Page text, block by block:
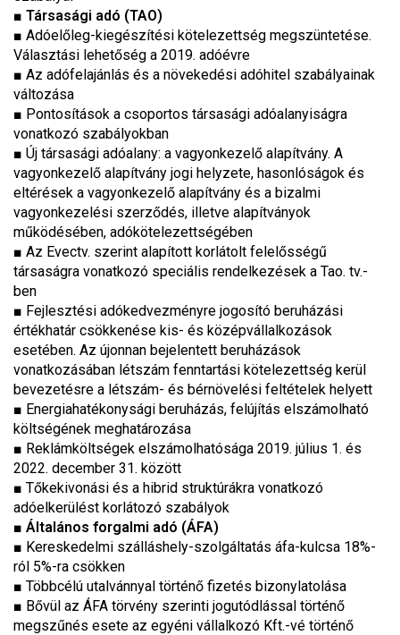
■ Társasági adó (TAO)
■ Adóelőleg-kiegészítési kötelezettség megszüntetése.
Választási lehetőség a 2019. adóévre
■ Az adófelajánlás és a növekedési adóhitel szabályainak
változása
■ Pontosítások a csoportos társasági adóalanyiságra
vonatkozó szabályokban
■ Új társasági adóalany: a vagyonkezelő alapítvány. A
vagyonkezelő alapítvány jogi helyzete, hasonlóságok és
eltérések a vagyonkezelő alapítvány és a bizalmi
vagyonkezelési szerződés, illetve alapítványok
működésében, adókötelezettségében
■ Az Evectv. szerint alapított korlátolt felelősségű
társaságra vonatkozó speciális rendelkezések a Tao. tv.-
ben
■ Fejlesztési adókedvezményre jogosító beruházási
értékhatár csökkenése kis- és középvállalkozások
esetében. Az újonnan bejelentett beruházások
vonatkozásában létszám fenntartási kötelezettség kerül
bevezetésre a létszám- és bérnövelési feltételek helyett
■ Energiahatékonysági beruházás, felújítás elszámolható
költségének meghatározása
■ Reklámköltségek elszámolhatósága 2019. július 1. és
2022. december 31. között
■ Tőkekivonási és a hibrid struktúrákra vonatkozó
adóelkerülést korlátozó szabályok
■ Általános forgalmi adó (ÁFA)
■ Kereskedelmi szálláshely-szolgáltatás áfa-kulcsa 18%-
ról 5%-ra csökken
■ Többcélú utalvánnyal történő fizetés bizonylatolása
■ Bővül az ÁFA törvény szerinti jogutódlással történő
megszűnés esete az egyéni vállalkozó Kft.-vé történő